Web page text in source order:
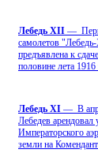
Лебедь ХII —
самолетов
предъявлена к
половине лета 1916
Лебедь ХI — В
Лебедев арендовал
Императорского
земли на